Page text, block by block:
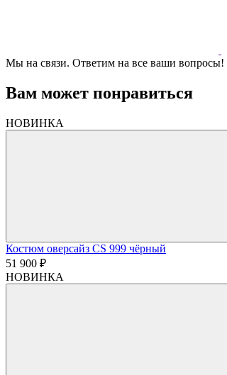
Мы на связи. Ответим на все ваши вопросы!
Вам может понравиться
НОВИНКА
Костюм оверсайз CS 999 чёрный
51 900 ₽
НОВИНКА